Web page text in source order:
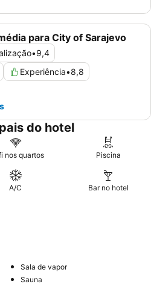
para City of Sarajevo
•9,4
Experiência•8,8
do hotel
nos quartos Piscina
A/C Bar no hotel
Sala de vapor
Sauna